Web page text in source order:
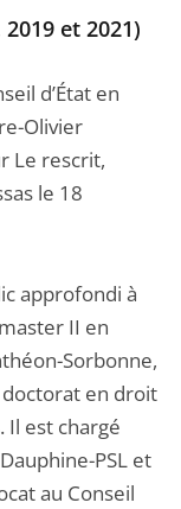
et 2021)
d’État en
Olivier
Le rescrit,
le 18
approfondi à
II en
Sorbonne,
en droit
Il est chargé
PSL et
au Conseil